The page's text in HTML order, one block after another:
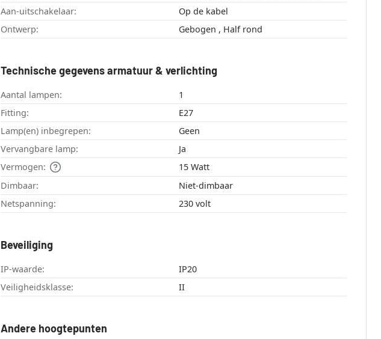
Aan-uitschakelaar:
Op de kabel
Ontwerp:
Gebogen , Half rond
Technische gegevens armatuur & verlichting
Aantal lampen:
1
Fitting:
E27
Lamp(en) inbegrepen:
Geen
Vervangbare lamp:
Ja
Vermogen:
15 Watt
Dimbaar:
Niet-dimbaar
Netspanning:
230 volt
Beveiliging
IP-waarde:
IP20
Veiligheidsklasse:
II
Andere hoogtepunten